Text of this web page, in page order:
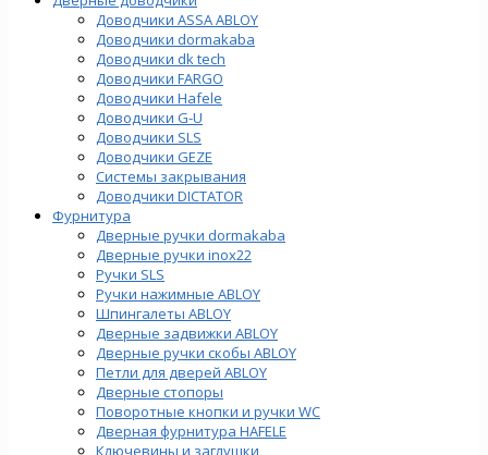
Доводчики ASSA ABLOY
Доводчики dormakaba
Доводчики dk tech
Доводчики FARGO
Доводчики Hafele
Доводчики G-U
Доводчики SLS
Доводчики GEZE
Cистемы закрывания
Доводчики DICTATOR
Фурнитура
Дверные ручки dormakaba
Дверные ручки inox22
Ручки SLS
Ручки нажимные ABLOY
Шпингалеты ABLOY
Дверные задвижки ABLOY
Дверные ручки скобы ABLOY
Петли для дверей ABLOY
Дверные стопоры
Поворотные кнопки и ручки WC
Дверная фурнитура HAFELE
Ключевины и заглушки